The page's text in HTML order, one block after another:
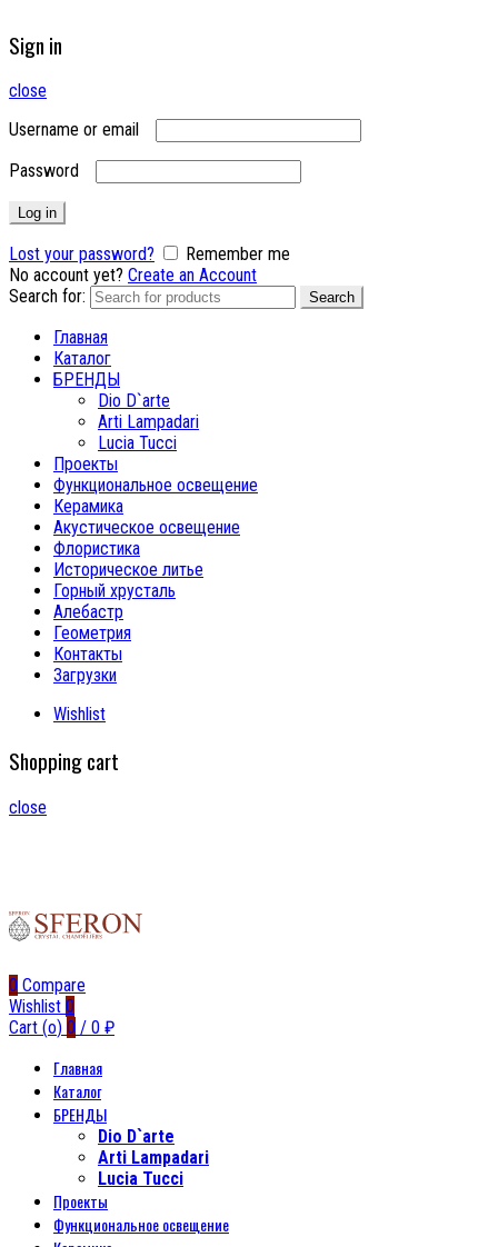
Sign in
close
Username or email
Password
Log in
Lost your password?
Remember me
No account yet? Create an Account
Search for:
Search
Главная
Каталог
БРЕНДЫ
Dio D`arte
Arti Lampadari
Lucia Tucci
Проекты
Функциональное освещение
Керамика
Акустическое освещение
Флористика
Историческое литье
Горный хрусталь
Алебастр
Геометрия
Контакты
Загрузки
Wishlist
Shopping cart
close
0 Compare
Wishlist 0
Cart (o) 0 / 0 ₽
Главная
Каталог
БРЕНДЫ
Dio D`arte
Arti Lampadari
Lucia Tucci
Проекты
Функциональное освещение